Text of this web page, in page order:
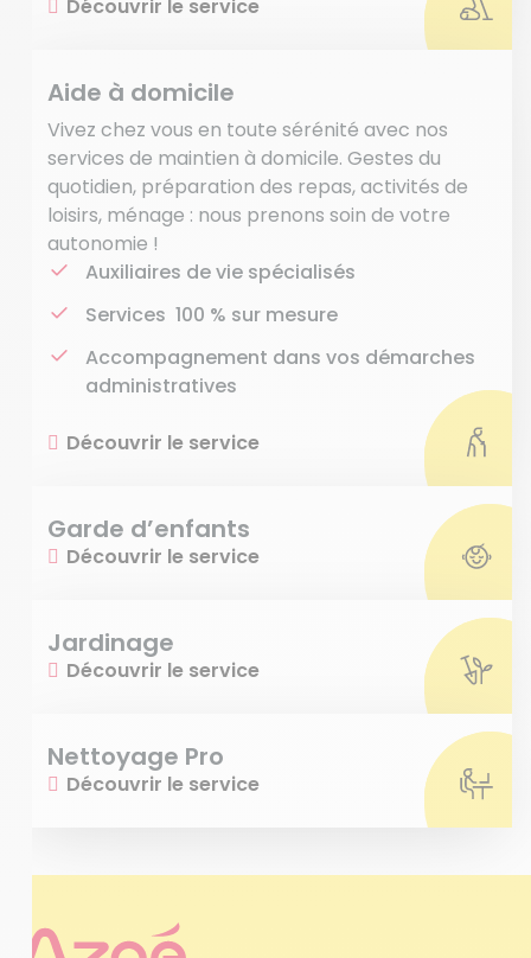
Découvrir le service
Aide à domicile
Vivez chez vous en toute sérénité avec nos
services de maintien à domicile. Gestes du
quotidien, préparation des repas, activités de
loisirs, ménage : nous prenons soin de votre
autonomie !
Auxiliaires de vie spécialisés
Services 100 % sur mesure
Accompagnement dans vos démarches
administratives
Découvrir le service
Garde d’enfants
Découvrir le service
Jardinage
Découvrir le service
Nettoyage Pro
Découvrir le service